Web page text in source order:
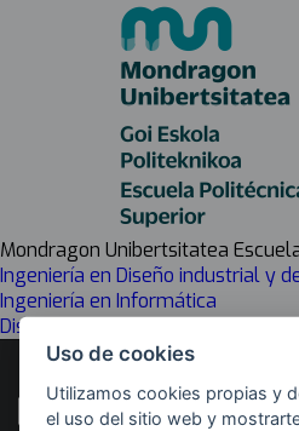
Mondragon Unibertsitatea
Ingeniería en Diseño industrial y
Ingeniería en Informática
Diseño Estratégico de Productos y
Uso de cookies
Utilizamos cookies propias y
el uso del sitio web y